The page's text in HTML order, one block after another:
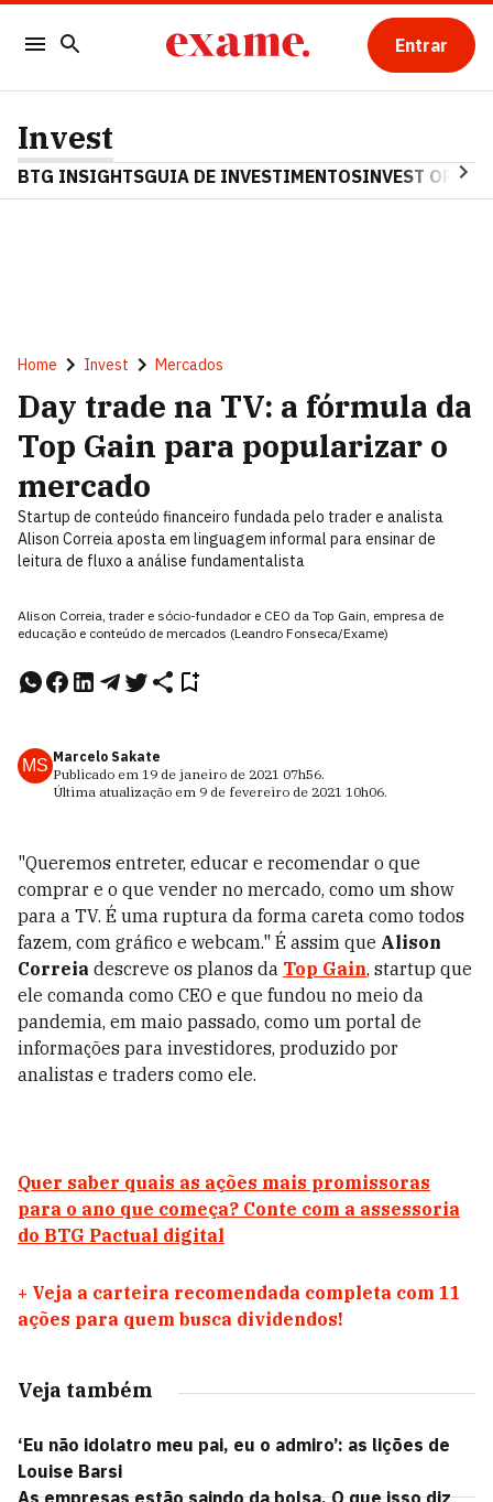
Entrar
Invest
BTG INSIGHTSGUIA DE INVESTIMENTOSINVEST OPINA
Home Invest Mercados
Day trade na TV: a fórmula da
Top Gain para popularizar o
mercado
Startup de conteúdo financeiro fundada pelo trader e analista
Alison Correia aposta em linguagem informal para ensinar de
leitura de fluxo a análise fundamentalista
Alison Correia, trader e sócio-fundador e CEO da Top Gain, empresa de
educação e conteúdo de mercados (Leandro Fonseca/Exame)
MS Marcelo Sakate
Publicado em 19 de janeiro de 2021 07h56.
Última atualização em 9 de fevereiro de 2021 10h06.
"Queremos entreter, educar e recomendar o que
comprar e o que vender no mercado, como um show
para a TV. É uma ruptura da forma careta como todos
fazem, com gráfico e webcam." É assim que Alison
Correia descreve os planos da Top Gain, startup que
ele comanda como CEO e que fundou no meio da
pandemia, em maio passado, como um portal de
informações para investidores, produzido por
analistas e traders como ele.
Quer saber quais as ações mais promissoras
para o ano que começa? Conte com a assessoria
do BTG Pactual digital
+ Veja a carteira recomendada completa com 11
ações para quem busca dividendos!
Veja também
‘Eu não idolatro meu pai, eu o admiro’: as lições de
Louise Barsi
As empresas estão saindo da bolsa. O que isso diz